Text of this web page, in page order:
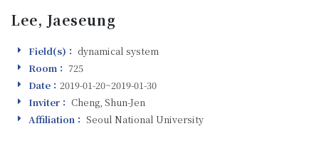
Lee, Jaeseung
Field(s)
Field(s)： dynamical system
Room
Room： 725
Visiting
Date： 2019-01-20~2019-01-30
Inviter
Inviter： Cheng, Shun-Jen
Affiliation
Affiliation： Seoul National University